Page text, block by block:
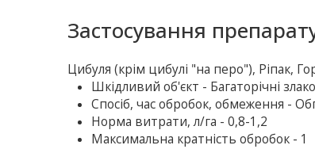
Застосування
Цибуля (крім цибулі "на перо"), Ріпак,
Шкiдливий об'єкт - Багаторічні
Спосіб, час обробок, обмеження -
Норма витрати, л/га - 0,8-1,2
Максимальна кратність обробок - 1